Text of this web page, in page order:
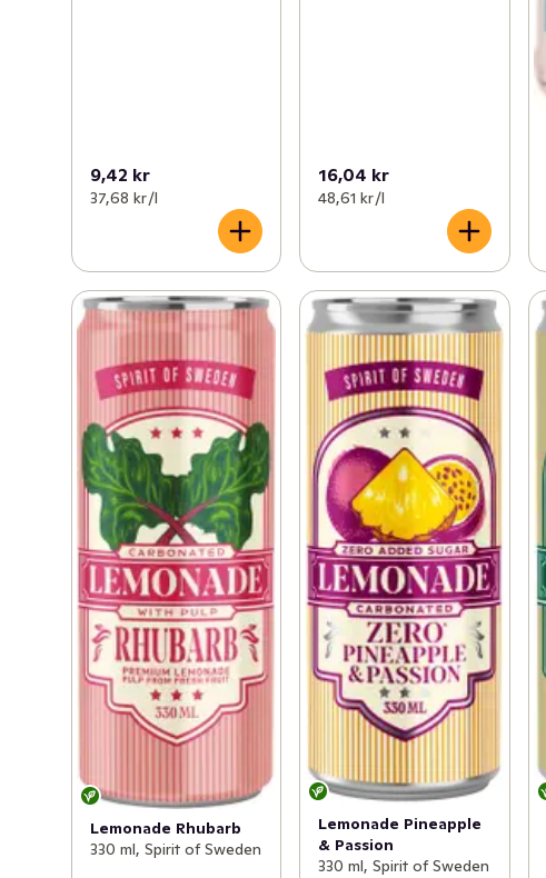
9,42 kr
37,68 kr /l
16,04 kr
48,61 kr /l
Lemonade Rhubarb
330 ml, Spirit of Sweden
Lemonade Pineapple
& Passion
330 ml, Spirit of Sweden